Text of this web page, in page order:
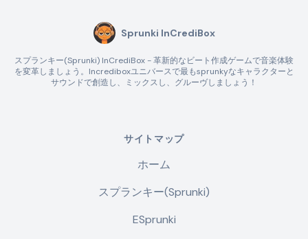
Sprunki InCrediBox
スプランキー(Sprunki) InCrediBox - 革新的なビート作成ゲームで音楽体験
を変革しましょう。Incrediboxユニバースで最もsprunkyなキャラクターと
サウンドで創造し、ミックスし、グルーヴしましょう！
サイトマップ
ホーム
スプランキー(Sprunki)
ESprunki